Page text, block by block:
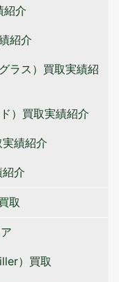
紹介
紹介
ラス）買取実績紹
）買取実績紹介
績紹介
介
取
）買取